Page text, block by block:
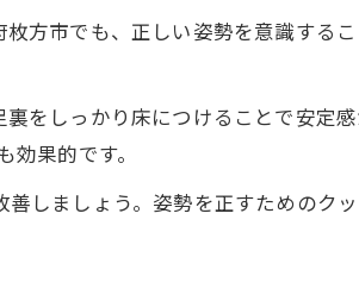
方市でも、正しい姿勢を意識する
をしっかり床につけることで安定
果的です。
しましょう。姿勢を正すためのク